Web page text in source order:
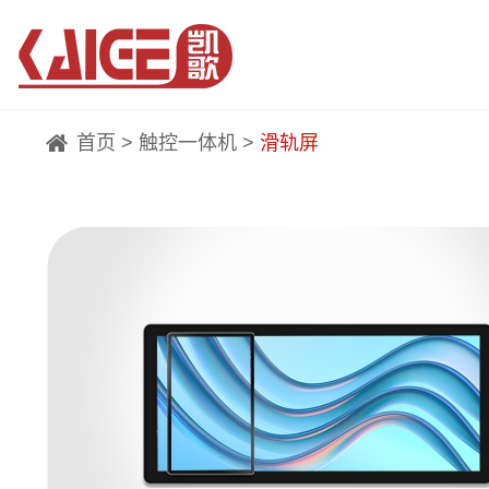
首页 > 触控一体机 > 滑轨屏